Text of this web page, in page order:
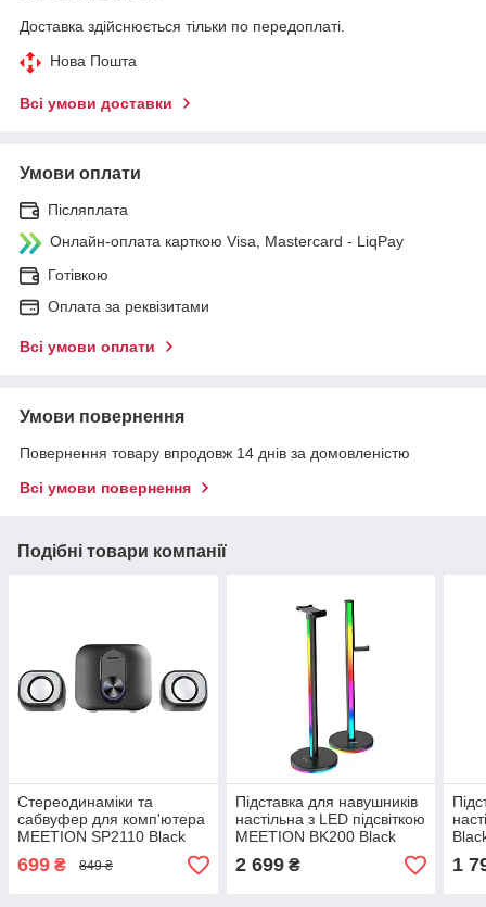
Доставка здійснюється тільки по передоплаті.
Нова Пошта
Всі умови доставки
Умови оплати
Післяплата
Онлайн-оплата карткою Visa, Mastercard - LiqPay
Готівкою
Оплата за реквізитами
Всі умови оплати
Умови повернення
Повернення товару впродовж 14 днів за домовленістю
Всі умови повернення
Подібні товари компанії
Стереодинаміки та
сабвуфер для комп'ютера
MEETION SP2110 Black
(MT-SP2110-A)
699 ₴ 849 ₴
Підставка для навушників
настільна з LED підсвіткою
MEETION BK200 Black
(MT-BK200-A)
2 699₴ 1